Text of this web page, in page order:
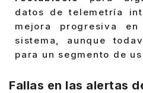
datos de telemetría
mejora progresiva
sistema, aunque
para un segmento de
Fallas en las alertas